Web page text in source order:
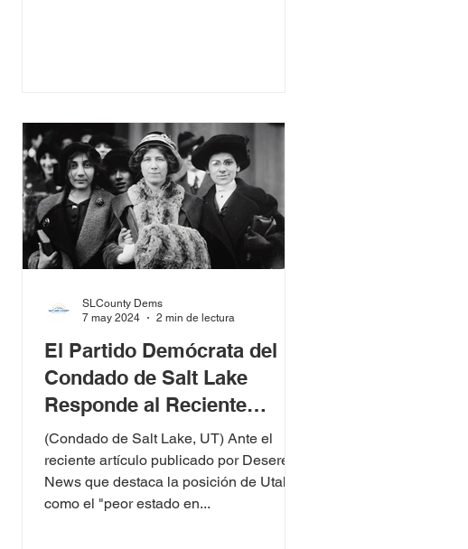
El Partido Demócrata del
Condado de Salt Lake
Responde al Reciente
Informe sobre Equidad de
Género en Utah
(Condado de Salt Lake, UT) Ante el
reciente artículo publicado por Deseret
News que destaca la posición de Utah
como el "peor estado en...
SLCounty Dems
7 may 2024
2 min de lectura